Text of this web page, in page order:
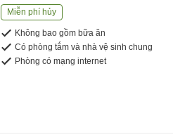
Miễn phí hủy
Không bao gồm bữa ăn
Có phòng tắm và nhà vệ sinh chung
Phòng có mạng internet